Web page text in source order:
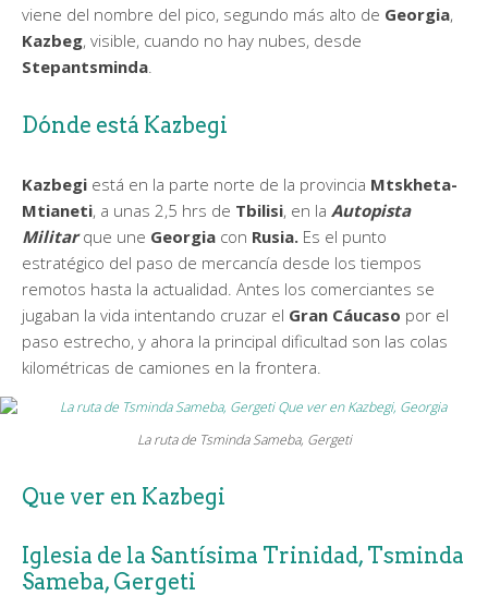
viene del nombre del pico, segundo más alto de Georgia,
Kazbeg, visible, cuando no hay nubes, desde
Stepantsminda
Dónde está Kazbegi
Kazbegi está en la parte norte de la provincia Mtskheta-
Mtianeti, a unas 2,5 hrs de Tbilisi, en la Autopista
Militarque une Georgia con Rusia. Es el punto
estratégico del paso de mercancía desde los tiempos
remotos hasta la actualidad. Antes los comerciantes se
jugaban la vida intentando cruzar el Gran Cáucaso por el
paso estrecho, y ahora la principal dificultad son las colas
kilométricas de camiones en la frontera.
La ruta de Tsminda Sameba, Gergeti
Que ver en Kazbegi
Iglesia de la Santísima Trinidad, Tsminda
Sameba, Gergeti